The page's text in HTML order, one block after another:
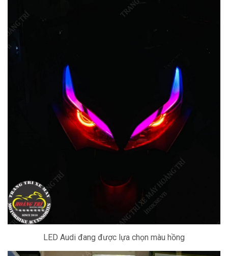
LED Audi đang được lựa chọn màu hồng